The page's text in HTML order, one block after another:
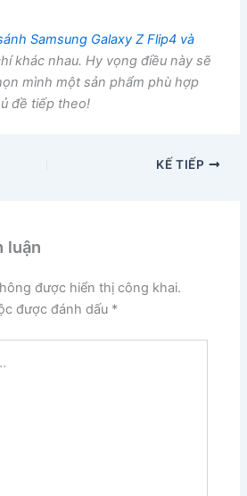
Samsung Galaxy Z Flip4 và
khác nhau. Hy vọng điều này sẽ
mình một sản phẩm phù hợp
đề tiếp theo!
KẾ TIẾP
luận
được hiển thị công khai.
được đánh dấu *